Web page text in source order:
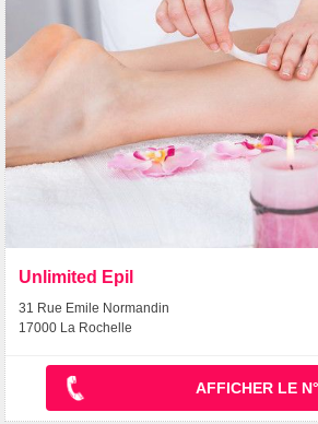
Unlimited Epil
31 Rue Emile Normandin
17000 La Rochelle
AFFICHER LE N°